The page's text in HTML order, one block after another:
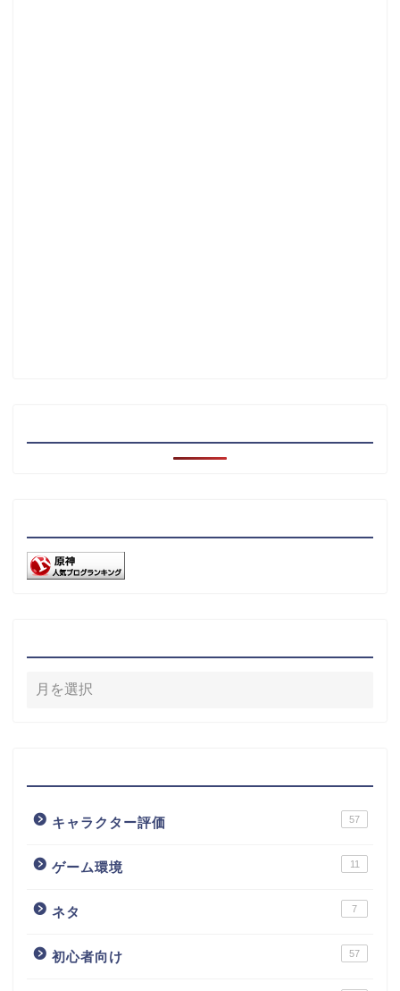
キャラクター評価 57
ゲーム環境 11
ネタ 7
初心者向け 57